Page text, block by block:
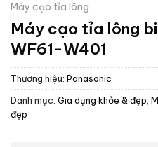
Máy cạo tỉa lông
Máy cạo tỉa lông
WF61-W401
Thương hiệu: Panasonic
Danh mục: Gia dụng khỏe & đẹp,
đẹp